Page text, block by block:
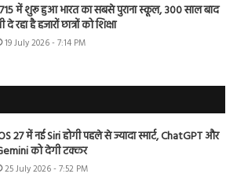
में शुरू हुआ भारत का सबसे पुराना स्कूल, 300 साल बाद
दे रहा है हजारों छात्रों को शिक्षा
19 July 2026 - 7:14 PM
27 में नई Siri होगी पहले से ज्यादा स्मार्ट, ChatGPT और
को देगी टक्कर
25 July 2026 - 7:52 PM